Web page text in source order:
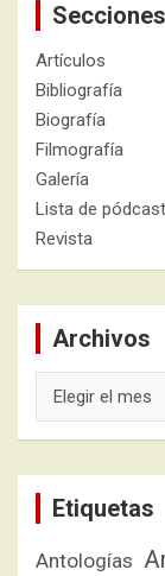
Artículos
Bibliografía
Biografía
Filmografía
Galería
Lista de pódcast
Revista
Archivos
Etiquetas
Antologías